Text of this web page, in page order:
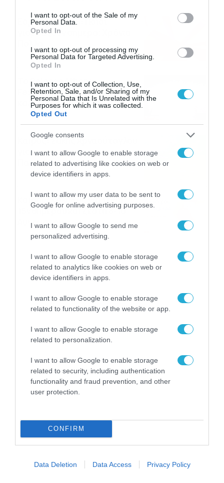
consent section.
I want to opt-out of the Sale of my
Personal Data.
Opted In
I want to opt-out of processing my
Personal Data for Targeted Advertising.
Opted In
I want to opt-out of Collection, Use,
Retention, Sale, and/or Sharing of my
Personal Data that Is Unrelated with the
Purposes for which it was collected.
Opted Out
Google consents
I want to allow Google to enable storage
related to advertising like cookies on web or
device identifiers in apps.
I want to allow my user data to be sent to
Google for online advertising purposes.
I want to allow Google to send me
personalized advertising.
I want to allow Google to enable storage
related to analytics like cookies on web or
device identifiers in apps.
I want to allow Google to enable storage
related to functionality of the website or app.
I want to allow Google to enable storage
related to personalization.
I want to allow Google to enable storage
related to security, including authentication
functionality and fraud prevention, and other
user protection.
CONFIRM
Data Deletion Data Access Privacy Policy
Εορτολόγιο 6-8: Ποιοι
γιορτάζουν σήμερα; Χρόνια
06/08/2026 08:05
Το Release Athens
Festival 2026 άφησε τις
καλύτερες μουσικές
αναμνήσεις
05/08/2026 21:23
Καιρός: Σάκης Αρναούτογλου
για την τάση έως της
Παναγίας
04/08/2026 22:07
Καιρός: Κολυδάς για τάση
15νθημέρου και ζέστη 8-10
Αυγούστου
04/08/2026 21:46